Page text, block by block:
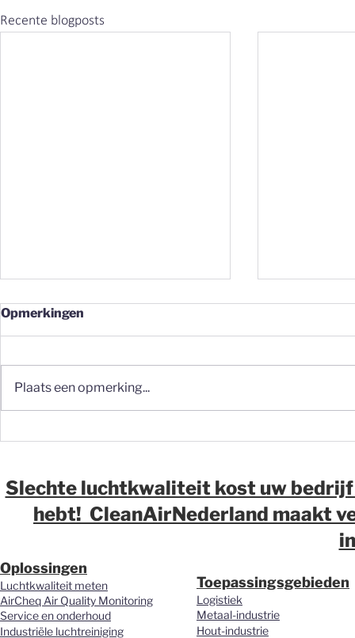
Recente blogposts
vernieuwd.
Opmerkingen
Plaats een opmerking...
Slechte luchtkwaliteit kost uw bedrijf
hebt! CleanAirNederland maakt
Oplossingen
Luchtkwaliteit meten
AirCheq Air Quality Monitoring
Service en onderhoud
Industriële luchtreiniging
Toepassingsgebieden
Logistiek
Metaal-industrie
Hout-industrie